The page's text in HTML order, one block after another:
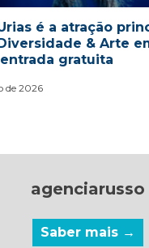
é a atração
& Arte
gratuita
de 2026
agenciarusso
Saber mais →